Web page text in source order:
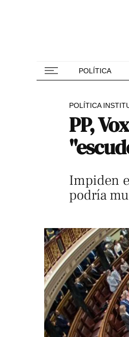
POLÍTICA
POLÍTICA
PP,
Impiden
podría